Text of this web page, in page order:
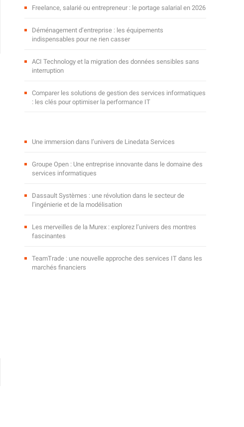
Freelance, salarié ou entrepreneur : le portage salarial en 2026
Déménagement d’entreprise : les équipements
indispensables pour ne rien casser
ACI Technology et la migration des données sensibles sans
interruption
Comparer les solutions de gestion des services informatiques
: les clés pour optimiser la performance IT
Une immersion dans l’univers de Linedata Services
Groupe Open : Une entreprise innovante dans le domaine des
services informatiques
Dassault Systèmes : une révolution dans le secteur de
l’ingénierie et de la modélisation
Les merveilles de la Murex : explorez l’univers des montres
fascinantes
TeamTrade : une nouvelle approche des services IT dans les
marchés financiers